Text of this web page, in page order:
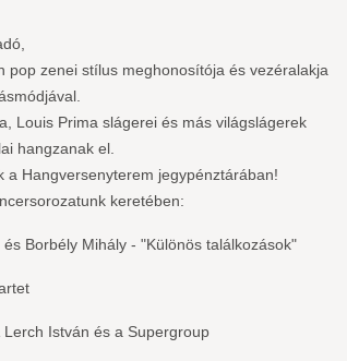
pop zenei stílus meghonosítója és vezéralakja
Louis Prima slágerei és más világslágerek
hangzanak el.
Hangversenyterem jegypénztárában!
keretében:
Borbély Mihály - "Különös találkozások"
István és a Supergroup